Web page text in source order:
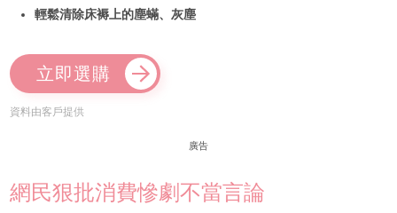
輕鬆清除床褥上的塵蟎、灰塵
立即選購
資料由客戶提供
廣告
網民狠批消費慘劇不當言論